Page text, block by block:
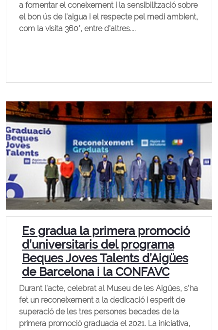
a fomentar el coneixement i la sensibilització sobre
el bon ús de l’aigua i el respecte pel medi ambient,
com la visita 360°, entre d’altres....
Es gradua la primera promoció
d’universitaris del programa
Beques Joves Talents d’Aigües
de Barcelona i la CONFAVC
Durant l’acte, celebrat al Museu de les Aigües, s’ha
fet un reconeixement a la dedicació i esperit de
superació de les tres persones becades de la
primera promoció graduada el 2021. La iniciativa,